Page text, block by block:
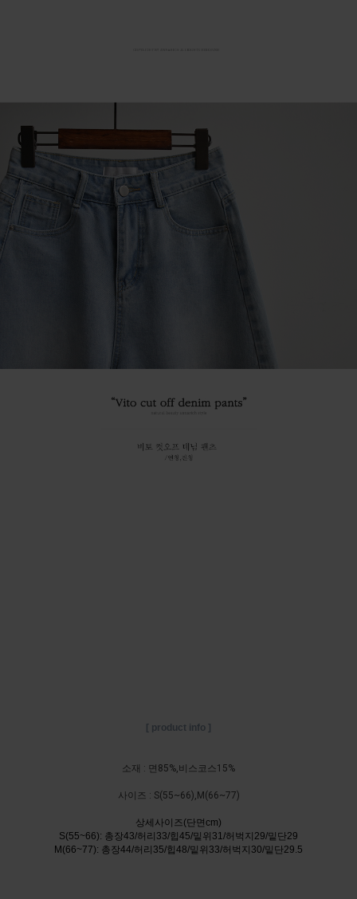
[ product info ]
소재 : 면85%,비스코스15%
사이즈 : S(55~66),M(66~77)
상세사이즈(단면cm)
S(55~66): 총장43/허리33/힙45/밑위31/허벅지29/밑단29
M(66~77): 총장44/허리35/힙48/밑위33/허벅지30/밑단29.5